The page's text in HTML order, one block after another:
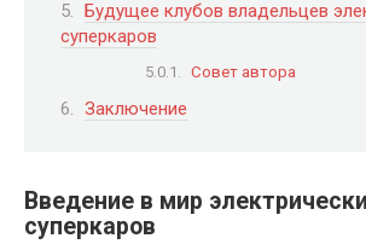
Будущее клубов владельцев
суперкаров
Совет автора
Заключение
Введение в мир
суперкаров